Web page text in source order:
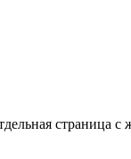
страница с